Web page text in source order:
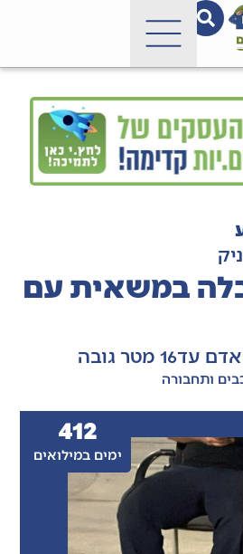
במשאית עם
מטר גובה
ותחבורה
ימים במילואים
412